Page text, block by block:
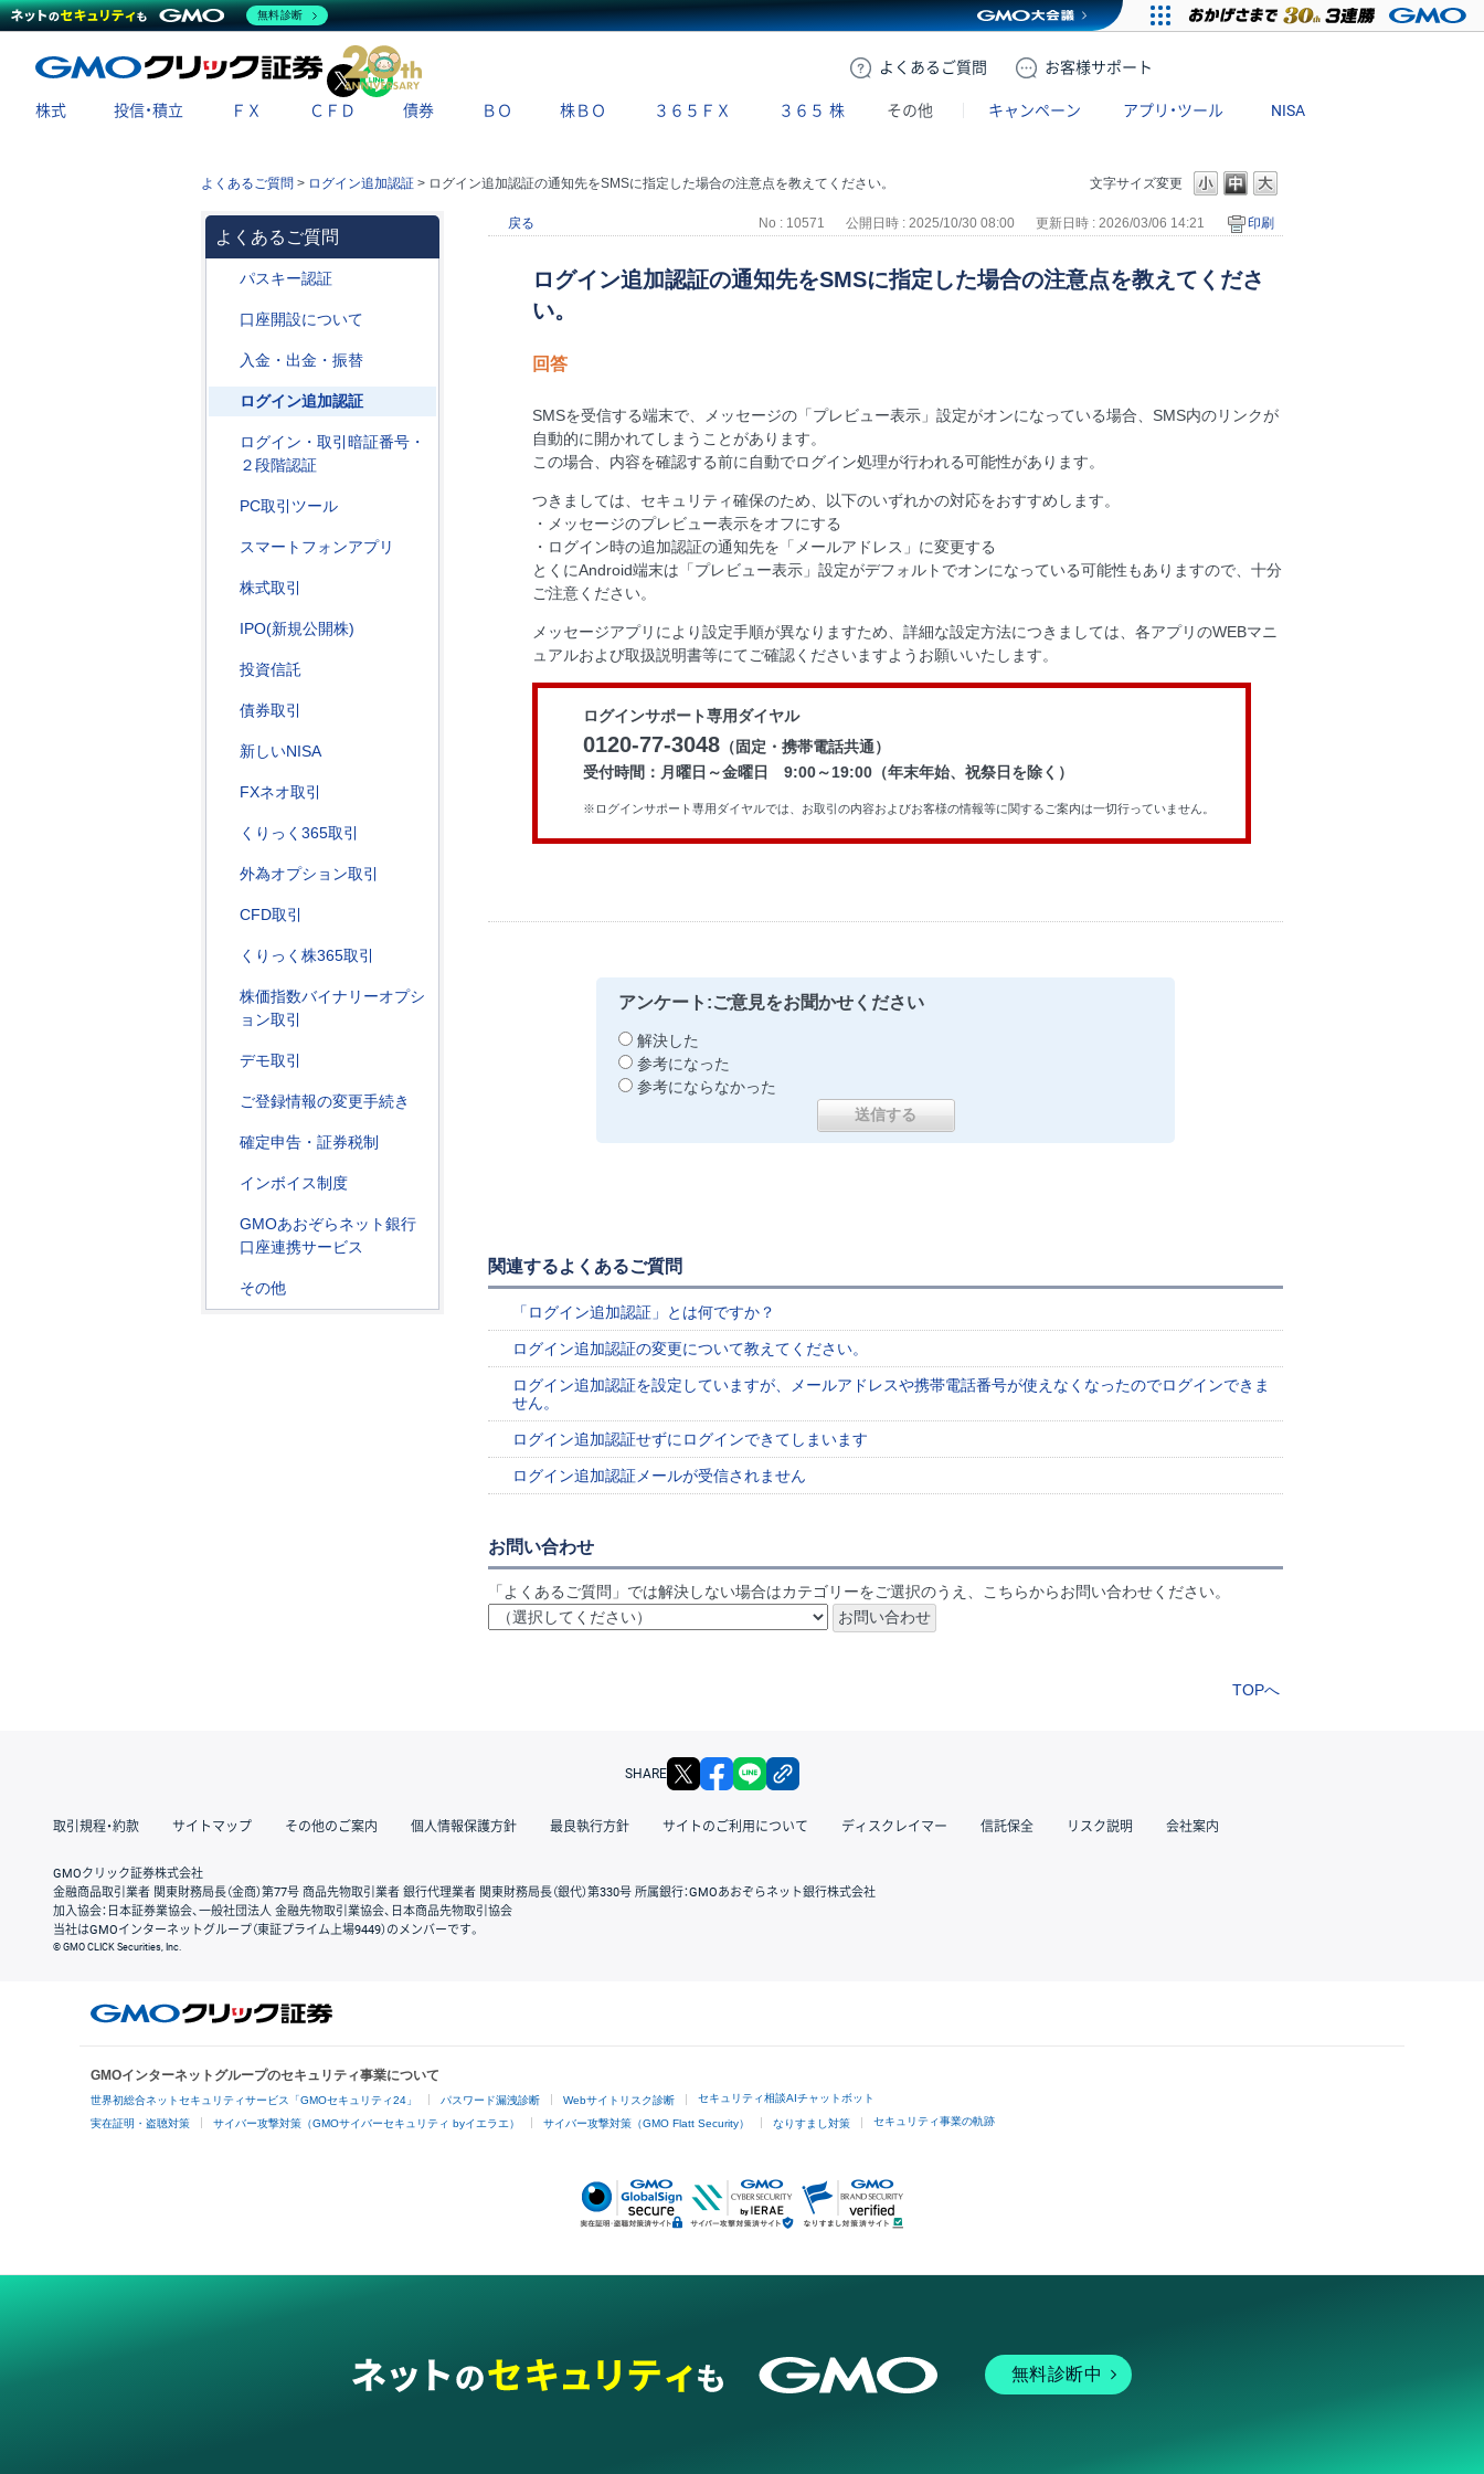
よくある ご質問 お客様サポート
X
株式 投信・積立 ＦＸ ＣＦＤ 債券 ＢＯ 株ＢＯ ３６５ＦＸ ３６５ 株 その他 キャンペーン アプリ・ツール NISA
文字サイズ変更
よくあるご質問 > ログイン追加認証 > ログイン追加認証の通知先をSMSに指定した場合の注意点を教えてください。
よくあるご質問
パスキー認証
口座開設について
入金・出金・振替
ログイン追加認証
ログイン・取引暗証番号・
２段階認証
PC取引ツール
スマートフォンアプリ
株式取引
IPO(新規公開株)
投資信託
債券取引
新しいNISA
FXネオ取引
くりっく365取引
外為オプション取引
CFD取引
くりっく株365取引
株価指数バイナリーオプシ
ョン取引
デモ取引
ご登録情報の変更手続き
確定申告・証券税制
インボイス制度
GMOあおぞらネット銀行
口座連携サービス
その他
戻る No : 10571 公開日時 : 2025/10/30 08:00 更新日時 : 2026/03/06 14:21 印刷
ログイン追加認証の通知先をSMSに指定した場合の注意点を教えてくださ
い。
回答
SMSを受信する端末で、メッセージの「プレビュー表示」設定がオンになっている場合、SMS内のリンクが
自動的に開かれてしまうことがあります。
この場合、内容を確認する前に自動でログイン処理が行われる可能性があります。
つきましては、セキュリティ確保のため、以下のいずれかの対応をおすすめします。
・メッセージのプレビュー表示をオフにする
・ログイン時の追加認証の通知先を「メールアドレス」に変更する
とくにAndroid端末は「プレビュー表示」設定がデフォルトでオンになっている可能性もありますので、十分
ご注意ください。
メッセージアプリにより設定手順が異なりますため、詳細な設定方法につきましては、各アプリのWEBマニ
ュアルおよび取扱説明書等にてご確認くださいますようお願いいたします。
ログインサポート専用ダイヤル
0120-77-3048 （固定・携帯電話共通）
受付時間：月曜日～金曜日 9:00～19:00（年末年始、祝祭日を除く）
※ログインサポート専用ダイヤルでは、お取引の内容およびお客様の情報等に関するご案内は一切行っていません。
アンケート:ご意見をお聞かせください
解決した
参考になった
参考にならなかった
関連するよくあるご質問
「ログイン追加認証」とは何ですか？
ログイン追加認証の変更について教えてください。
ログイン追加認証を設定していますが、メールアドレスや携帯電話番号が使えなくなったのでログインできま
せん。
ログイン追加認証せずにログインできてしまいます
ログイン追加認証メールが受信されません
お問い合わせ
「よくあるご質問」では解決しない場合はカテゴリーをご選択のうえ、こちらからお問い合わせください。
TOPへ
SHARE X facebook
取引規程・約款 サイトマップ その他のご案内 個人情報保護方針 最良執行方針 サイトのご利用について ディスクレイマー 信託保全 リスク説明 会社案内
GMOクリック証券株式会社
金融商品取引業者 関東財務局長（金商）第77号 商品先物取引業者 銀行代理業者 関東財務局長（銀代）第330号 所属銀行：GMOあおぞらネット銀行株式会社
加入協会：日本証券業協会、一般社団法人 金融先物取引業協会、日本商品先物取引協会
当社はGMOインターネットグループ（東証プライム上場9449）のメンバーです。
© GMO CLICK Securities, Inc.
GMOインターネットグループのセキュリティ事業について
世界初総合ネットセキュリティサービス「GMOセキュリティ24」 パスワード漏洩診断 Webサイトリスク診断 セキュリティ相談AIチャットボット
実在証明・盗聴対策 サイバー攻撃対策（GMOサイバーセキュリティ byイエラエ） サイバー攻撃対策（GMO Flatt Security） なりすまし対策 セキュリティ事業の軌跡
無料診断中
無料診断